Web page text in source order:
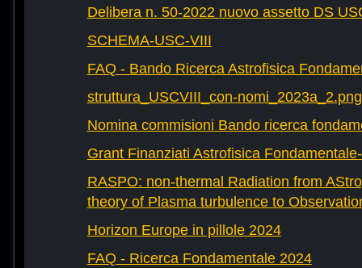
Delibera n. 50-2022 nuovo assetto DS
SCHEMA-USC-VIII
FAQ - Bando Ricerca Astrofisica
struttura_USCVIII_con-nomi_2023a_2.png
Nomina commisioni Bando ricerca
Grant Finanziati Astrofisica
RASPO: non-thermal Radiation from
theory of Plasma turbulence to
Horizon Europe in pillole 2024
FAQ - Ricerca Fondamentale 2024